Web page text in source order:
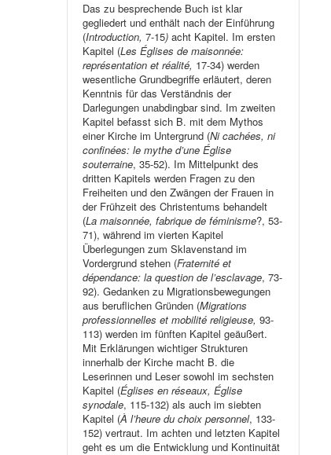
Das zu besprechende Buch ist klar
gegliedert und enthält nach der Einführung
(Introduction,7-15)acht Kapitel. Im ersten
Kapitel (Les Églises de maisonnée:
représentation et réalité, 17-34) werden
wesentliche Grundbegriffe erläutert, deren
Kenntnis für das Verständnis der
Darlegungen unabdingbar sind. Im zweiten
Kapitel befasst sich B. mit dem Mythos
einer Kirche im Untergrund (Ni cachées, ni
confinées: le mythe d’une Église
souterraine, 35-52). Im Mittelpunkt des
dritten Kapitels werden Fragen zu den
Freiheiten und den Zwängen der Frauen in
der Frühzeit des Christentums behandelt
(La maisonnée, fabrique de féminisme?, 53-
71), während im vierten Kapitel
Überlegungen zum Sklavenstand im
Vordergrund stehen (Fraternité et
dépendance: la question de l’esclavage, 73-
92). Gedanken zu Migrationsbewegungen
aus beruflichen Gründen (Migrations
professionnelles et mobilité religieuse,93-
113) werden im fünften Kapitel geäußert.
Mit Erklärungen wichtiger Strukturen
innerhalb der Kirche macht B. die
Leserinnen und Leser sowohl im sechsten
Kapitel (Églises en réseaux, Église
synodale, 115-132) als auch im siebten
Kapitel (À l’heure du choix personnel, 133-
152) vertraut. Im achten und letzten Kapitel
geht es um die Entwicklung und Kontinuität